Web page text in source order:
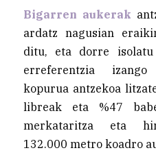
Bigarren aukerak
ardatz nagusian
ditu, eta dorre
erreferentzia
kopurua antzekoa
libreak eta %47
merkataritza eta
132.000 metro koadro